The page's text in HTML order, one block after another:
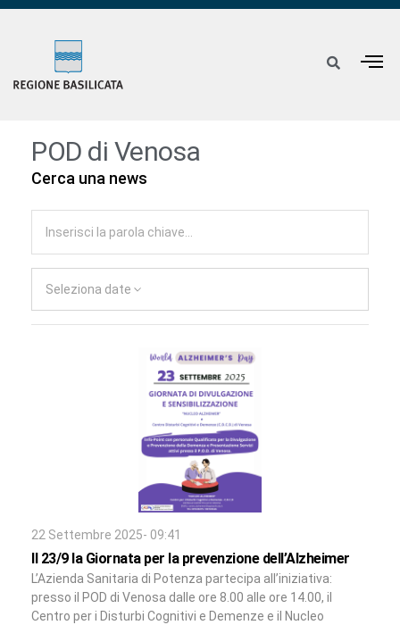
POD di Venosa
Cerca una news
Seleziona date
22 Settembre 2025- 09:41
Il 23/9 la Giornata per la prevenzione dell’Alzheimer
L’Azienda Sanitaria di Potenza partecipa all’iniziativa:
presso il POD di Venosa dalle ore 8.00 alle ore 14.00, il
Centro per i Disturbi Cognitivi e Demenze e il Nucleo